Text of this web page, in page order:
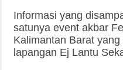
Informasi yang
satunya event akbar
Kalimantan Barat
lapangan Ej Lantu